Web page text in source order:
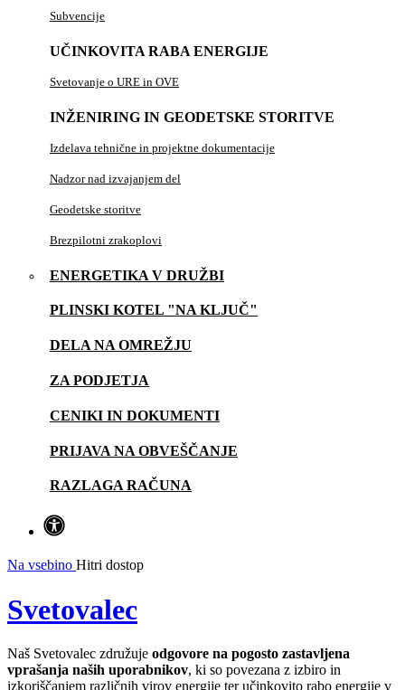
Subvencije
UČINKOVITA RABA ENERGIJE
Svetovanje o URE in OVE
INŽENIRING IN GEODETSKE STORITVE
Izdelava tehnične in projektne dokumentacije
Nadzor nad izvajanjem del
Geodetske storitve
Brezpilotni zrakoplovi
ENERGETIKA V DRUŽBI
PLINSKI KOTEL "NA KLJUČ"
DELA NA OMREŽJU
ZA PODJETJA
CENIKI IN DOKUMENTI
PRIJAVA NA OBVEŠČANJE
RAZLAGA RAČUNA
Na vsebino Hitri dostop
Svetovalec
Naš Svetovalec združuje odgovore na pogosto zastavljena
vprašanja naših uporabnikov, ki so povezana z izbiro in
izkoriščanjem različnih virov energije ter učinkovito rabo energije v